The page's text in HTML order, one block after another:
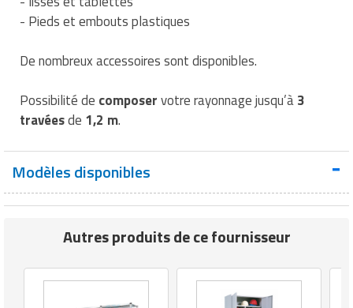
- Pieds et embouts plastiques
De nombreux accessoires sont disponibles.
Possibilité de composervotre rayonnage jusqu’à3
travéesde 1,2 m.
Modèles disponibles
Autres produits de ce fournisseur